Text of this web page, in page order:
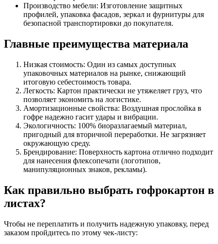
Производство мебели: Изготовление защитных
профилей, упаковка фасадов, зеркал и фурнитуры для
безопасной транспортировки до покупателя.
Главные преимущества материала
Низкая стоимость: Один из самых доступных
упаковочных материалов на рынке, снижающий
итоговую себестоимость товара.
Легкость: Картон практически не утяжеляет груз, что
позволяет экономить на логистике.
Амортизационные свойства: Воздушная прослойка в
гофре надежно гасит удары и вибрации.
Экологичность: 100% биоразлагаемый материал,
пригодный для вторичной переработки. Не загрязняет
окружающую среду.
Брендирование: Поверхность картона отлично подходит
для нанесения флексопечати (логотипов,
манипуляционных знаков, рекламы).
Как правильно выбрать гофрокартон в
листах?
Чтобы не переплатить и получить надежную упаковку, перед
заказом пройдитесь по этому чек-листу: